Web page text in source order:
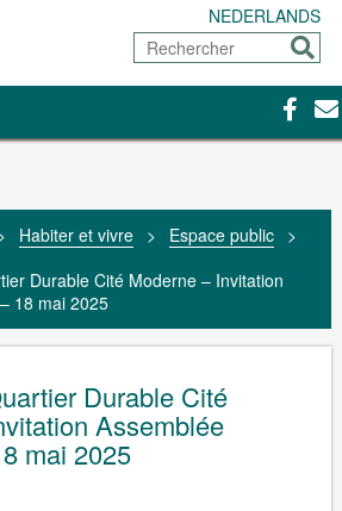
NEDERLANDS
Rechercher
Habiter et vivre > Espace public
>
Durable Cité Moderne – Invitation
18 mai 2025
Durable Cité
Assemblée
mai 2025